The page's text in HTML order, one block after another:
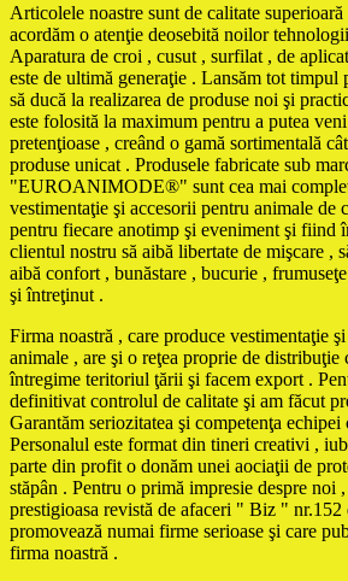
Articolele noastre sunt de calitate
acordăm o atenţie deosebită noilor
Aparatura de croi , cusut , surfilat , de
este de ultimă generaţie . Lansăm tot timpul
să ducă la realizarea de produse noi şi
este folosită la maximum pentru a putea
pretenţioase , creând o gamă sortimentală
produse unicat . Produsele fabricate sub
"EUROANIMODE®" sunt cea mai
vestimentaţie şi accesorii pentru animale de
pentru fiecare anotimp şi eveniment şi fiind
clientul nostru să aibă libertate de mişcare ,
aibă confort , bunăstare , bucurie ,
şi întreţinut .
Firma noastră , care produce vestimentaţie
animale , are şi o reţea proprie de distribuţie
întregime teritoriul ţării şi facem export .
definitivat controlul de calitate şi am făcut
Garantăm seriozitatea şi competenţa echipei
Personalul este format din tineri creativi ,
parte din profit o donăm unei aociaţii de
stăpân . Pentru o primă impresie despre noi
prestigioasa revistă de afaceri " Biz "
promovează numai firme serioase şi care
firma noastră .